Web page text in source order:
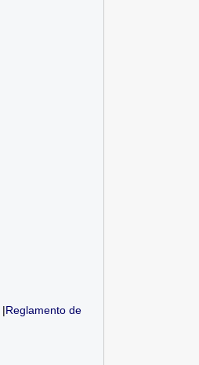
|Reglamento de